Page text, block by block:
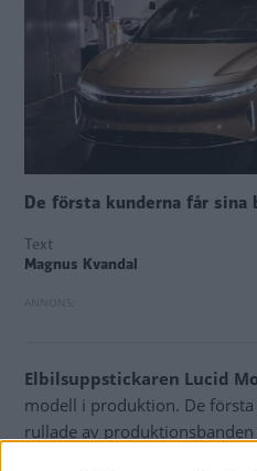
De första kunderna får sina
Text
Magnus Kvandal
Elbilsuppstickaren Lucid
modell i produktion. De
rullade av produktionsbanden
levereras till sina nya ägare i